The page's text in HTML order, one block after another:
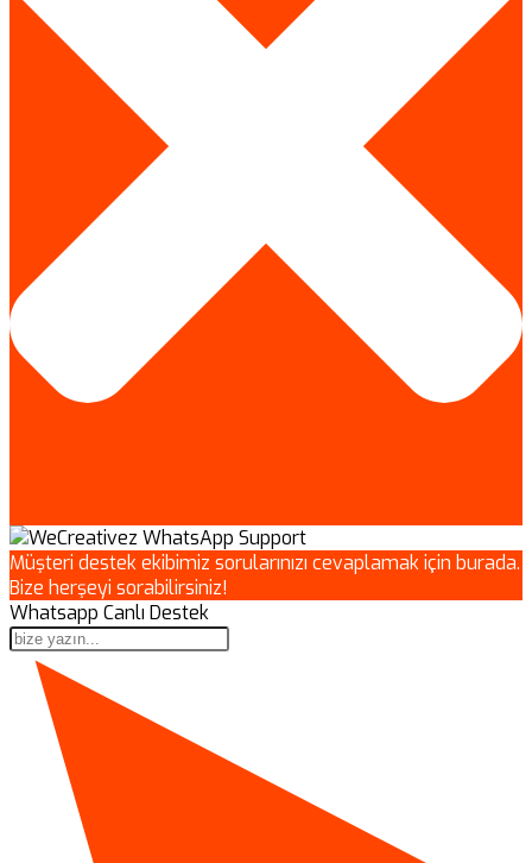
Müşteri destek ekibimiz sorularınızı cevaplamak için burada.
Bize herşeyi sorabilirsiniz!
Whatsapp Canlı Destek